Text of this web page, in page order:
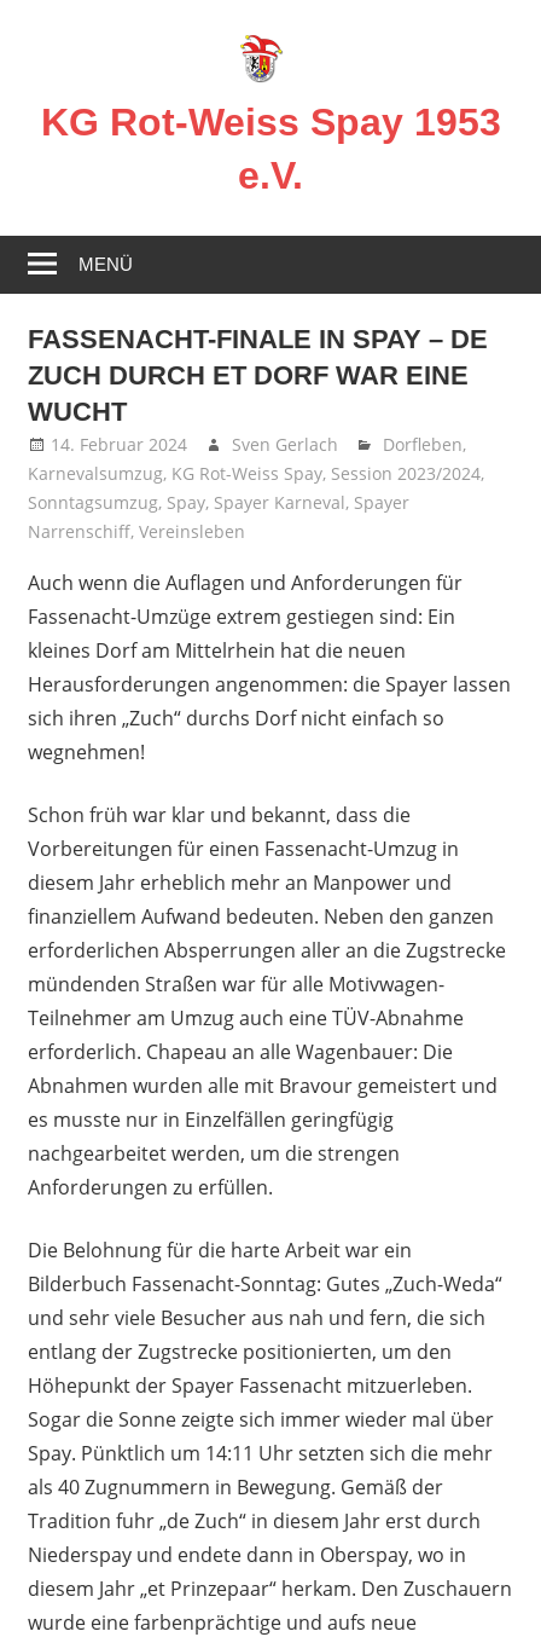
KG Rot-Weiss Spay 1953
e.V.
in
Spay!
MENÜ
FASSENACHT-FINALE IN SPAY – DE
ZUCH DURCH ET DORF WAR EINE
WUCHT
14. Februar 2024 Sven Gerlach Dorfleben,
Karnevalsumzug, KG Rot-Weiss Spay, Session 2023/2024,
Sonntagsumzug, Spay, Spayer Karneval, Spayer
Narrenschiff, Vereinsleben
Auch wenn die Auflagen und Anforderungen für
Fassenacht-Umzüge extrem gestiegen sind: Ein
kleines Dorf am Mittelrhein hat die neuen
Herausforderungen angenommen: die Spayer lassen
sich ihren „Zuch“ durchs Dorf nicht einfach so
wegnehmen!
Schon früh war klar und bekannt, dass die
Vorbereitungen für einen Fassenacht-Umzug in
diesem Jahr erheblich mehr an Manpower und
finanziellem Aufwand bedeuten. Neben den ganzen
erforderlichen Absperrungen aller an die Zugstrecke
mündenden Straßen war für alle Motivwagen-
Teilnehmer am Umzug auch eine TÜV-Abnahme
erforderlich. Chapeau an alle Wagenbauer: Die
Abnahmen wurden alle mit Bravour gemeistert und
es musste nur in Einzelfällen geringfügig
nachgearbeitet werden, um die strengen
Anforderungen zu erfüllen.
Die Belohnung für die harte Arbeit war ein
Bilderbuch Fassenacht-Sonntag: Gutes „Zuch-Weda“
und sehr viele Besucher aus nah und fern, die sich
entlang der Zugstrecke positionierten, um den
Höhepunkt der Spayer Fassenacht mitzuerleben.
Sogar die Sonne zeigte sich immer wieder mal über
Spay. Pünktlich um 14:11 Uhr setzten sich die mehr
als 40 Zugnummern in Bewegung. Gemäß der
Tradition fuhr „de Zuch“ in diesem Jahr erst durch
Niederspay und endete dann in Oberspay, wo in
diesem Jahr „et Prinzepaar“ herkam. Den Zuschauern
wurde eine farbenprächtige und aufs neue